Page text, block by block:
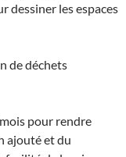
dessiner les espaces
de déchets
pour rendre
ajouté et du